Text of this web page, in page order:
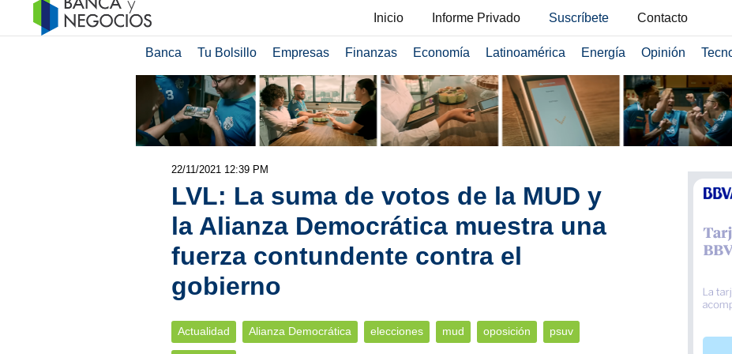
Inicio Informe Privado Suscríbete Contacto
Banca Tu Bolsillo Empresas Finanzas Economía Latinoamérica Energía Opinión
22/11/2021 12:39 PM
LVL: La suma de votos de la MUD y
la Alianza Democrática muestra una
fuerza contundente contra el
gobierno
Actualidad Alianza Democrática elecciones mud oposición psuv